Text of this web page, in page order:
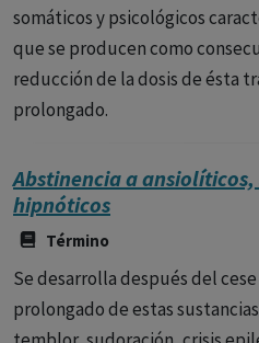
somáticos y psicológicos
que se producen como
reducción de la dosis de ésta
prolongado.
Abstinencia a ansiolíticos,
hipnóticos
Término
Se desarrolla después del
prolongado de estas